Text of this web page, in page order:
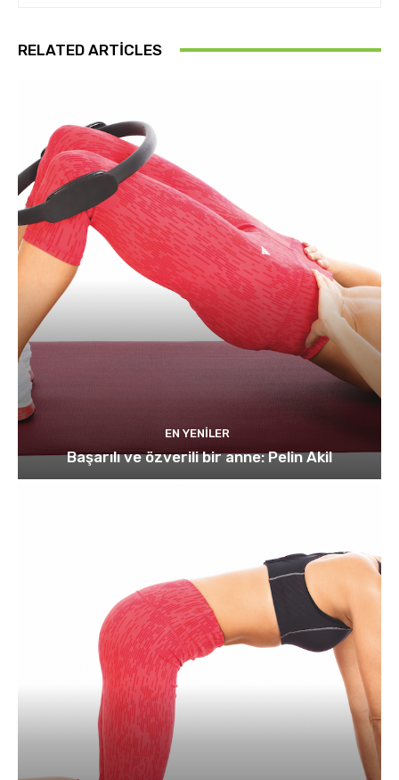
RELATED ARTICLES
EN YENILER
Başarılı ve özverili bir anne: Pelin Akil